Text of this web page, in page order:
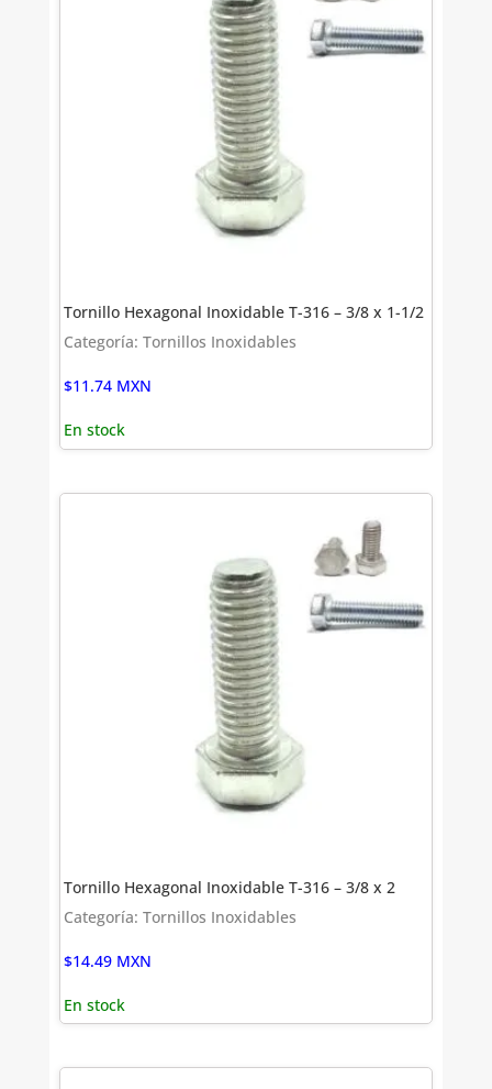
Tornillo Hexagonal Inoxidable T-316 – 3/8 x 1-1/2
Categoría: Tornillos Inoxidables
$11.74 MXN
En stock
Tornillo Hexagonal Inoxidable T-316 – 3/8 x 2
Categoría: Tornillos Inoxidables
$14.49 MXN
En stock